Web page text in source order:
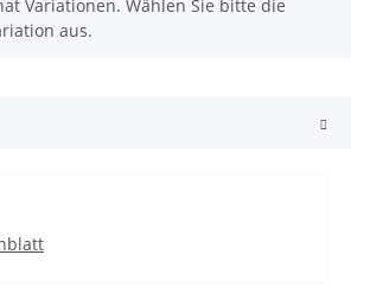
Variationen. Wählen Sie bitte die
aus.